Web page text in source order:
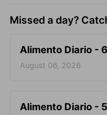
Missed a day?
Alimento Diario -
August 06, 2026
Alimento Diario -